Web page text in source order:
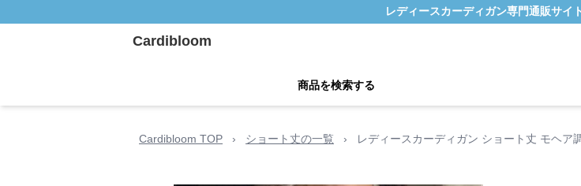
レディースカーディガン専門通販サイ
Cardibloom
商品を検索する
Cardibloom TOP › ショート丈の一覧 › レディースカーディガン ショート丈 モヘア